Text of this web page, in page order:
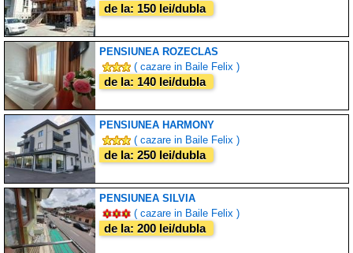
de la: 150 lei/dubla
PENSIUNEA ROZECLAS
( cazare in Baile Felix )
de la: 140 lei/dubla
PENSIUNEA HARMONY
( cazare in Baile Felix )
de la: 250 lei/dubla
PENSIUNEA SILVIA
( cazare in Baile Felix )
de la: 200 lei/dubla